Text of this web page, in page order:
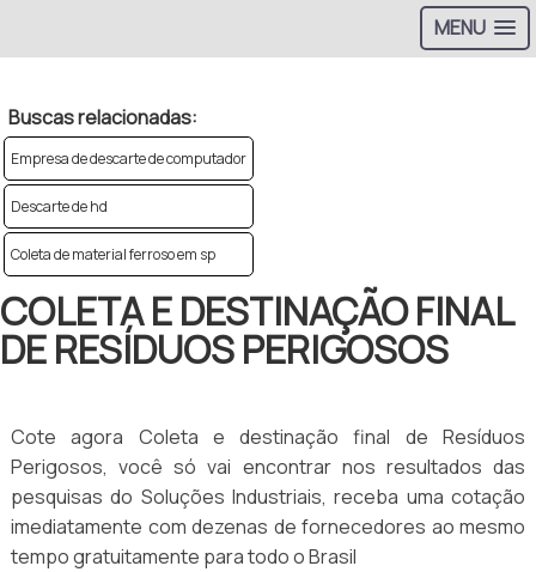
MENU
Buscas relacionadas:
Empresa de descarte de computador
Descarte de hd
Coleta de material ferroso em sp
COLETA E DESTINAÇÃO FINAL
DE RESÍDUOS PERIGOSOS
Cote agora Coleta e destinação final de Resíduos
Perigosos, você só vai encontrar nos resultados das
pesquisas do Soluções Industriais, receba uma cotação
imediatamente com dezenas de fornecedores ao mesmo
tempo gratuitamente para todo o Brasil